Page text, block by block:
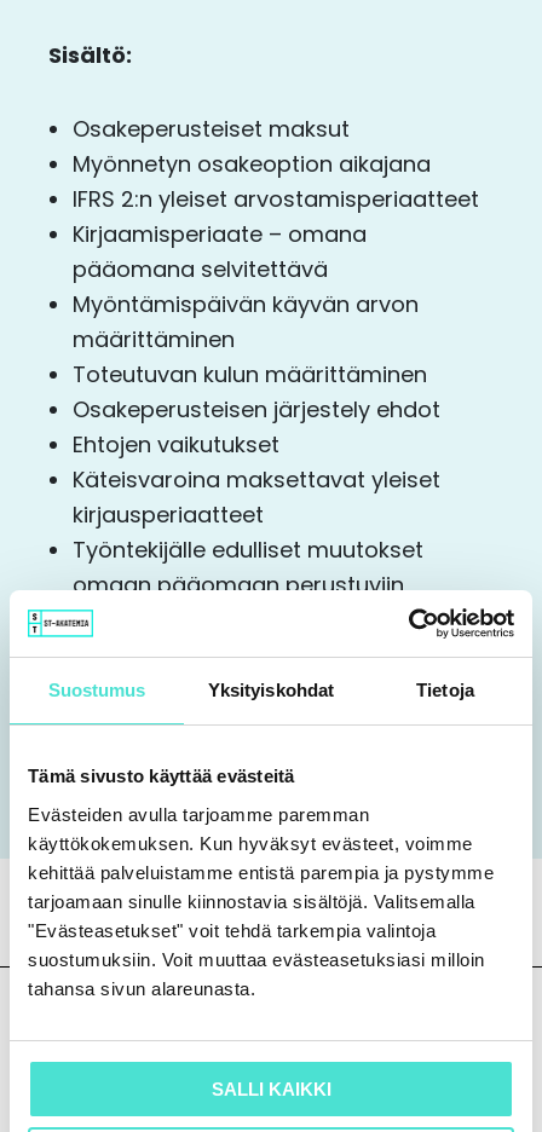
Suostumus Yksityiskohdat Tietoja
Tämä sivusto käyttää evästeitä
Evästeiden avulla tarjoamme paremman
käyttökokemuksen. Kun hyväksyt evästeet, voimme
kehittää palveluistamme entistä parempia ja pystymme
tarjoamaan sinulle kiinnostavia sisältöjä. Valitsemalla
"Evästeasetukset" voit tehdä tarkempia valintoja
suostumuksiin. Voit muuttaa evästeasetuksiasi milloin
tahansa sivun alareunasta.
SALLI KAIKKI
Sisältö:
Osakeperusteiset maksut
Myönnetyn osakeoption aikajana
IFRS 2:n yleiset arvostamisperiaatteet
Kirjaamisperiaate – omana
pääomana selvitettävä
Myöntämispäivän käyvän arvon
määrittäminen
Toteutuvan kulun määrittäminen
Osakeperusteisen järjestely ehdot
Ehtojen vaikutukset
Käteisvaroina maksettavat yleiset
kirjausperiaatteet
Työntekijälle edulliset muutokset
omaan pääomaan perustuviin
osakeperusteisiin maksuihin
Ehtojen vaikutus
Tilinpäätöksessä esitettävät tiedot
accounting Kikka Pihlgren, KPMG Oy Ab
Sisältö